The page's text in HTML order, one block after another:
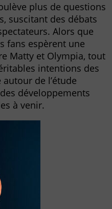
plus de questions
suscitant des débats
Alors que
fans espèrent une
Matty et Olympia, tout
intentions des
de l’étude
développements
à venir.